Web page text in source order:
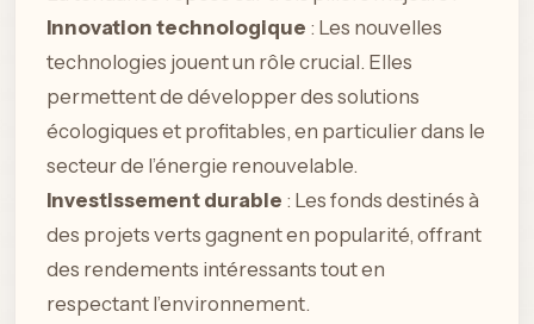
Innovation technologique : Les nouvelles
technologies jouent un rôle crucial. Elles
permettent de développer des solutions
écologiques et profitables, en particulier dans le
secteur de l’énergie renouvelable.
Investissement durable : Les fonds destinés à
des projets verts gagnent en popularité, offrant
des rendements intéressants tout en
respectant l’environnement.